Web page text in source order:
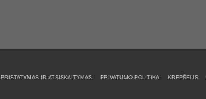
PRISTATYMAS IR ATSISKAITYMAS PRIVATUMO POLITIKA KREPŠELIS